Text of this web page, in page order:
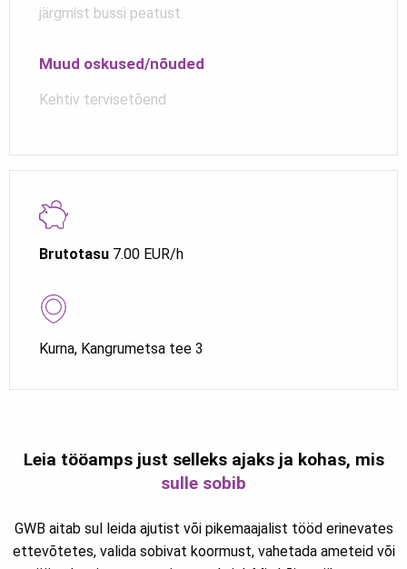
Brutotasu 7.00 EUR/h
Kurna, Kangrumetsa tee 3
järgmist bussi peatust.
Muud oskused/nõuded
Kehtiv tervisetõend
Leia tööamps just selleks ajaks ja kohas, mis
sulle sobib
GWB aitab sul leida ajutist või pikemaajalist tööd erinevates
ettevõtetes, valida sobivat koormust, vahetada ameteid või